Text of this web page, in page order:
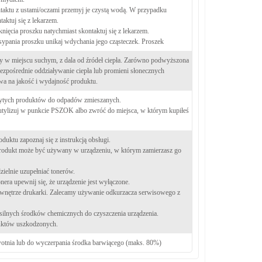
z ustami/oczami przemyj je czystą wodą. W przypadku
się z lekarzem.
proszku natychmiast skontaktuj się z lekarzem.
proszku unikaj wdychania jego cząsteczek. Proszek
w miejscu suchym, z dala od źródeł ciepła. Zarówno podwyższona
oddziaływanie ciepła lub promieni słonecznych
na jakość i wydajność produktu.
produktów do odpadów zmieszanych.
w punkcie PSZOK albo zwróć do miejsca, w którym kupiłeś
zapoznaj się z instrukcją obsługi.
może być używany w urządzeniu, w którym zamierzasz go
uzupełniać tonerów.
upewnij się, że urządzenie jest wyłączone.
drukarki. Zalecamy używanie odkurzacza serwisowego z
środków chemicznych do czyszczenia urządzenia.
uszkodzonych.
lub do wyczerpania środka barwiącego (maks. 80%)